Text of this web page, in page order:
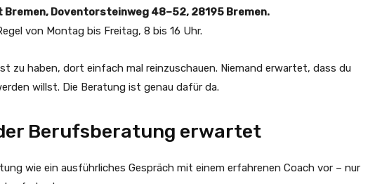
Doventorsteinweg 48–52, 28195 Bremen.
von Montag bis Freitag, 8 bis 16 Uhr.
zu haben, dort einfach mal reinzuschauen. Niemand erwartet, dass du
willst. Die Beratung ist genau dafür da.
Berufsberatung erwartet
wie ein ausführliches Gespräch mit einem erfahrenen Coach vor – nur